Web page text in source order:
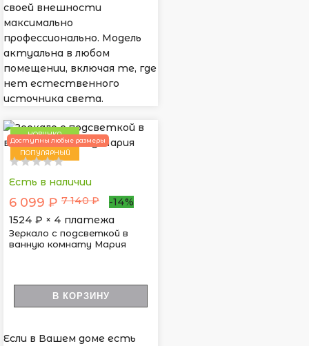
своей внешности
максимально
профессионально. Модель
актуальна в любом
помещении, включая те, где
нет естественного
источника света.
НОВИНКА
ПОПУЛЯРНЫЙ
Доступны любые размеры
Есть в наличии
6 099 ₽ 7 140 ₽
-14%
1524 ₽ × 4 платежа
Зеркало с подсветкой в
ванную комнату Мария
В КОРЗИНУ
Если в Вашем доме есть